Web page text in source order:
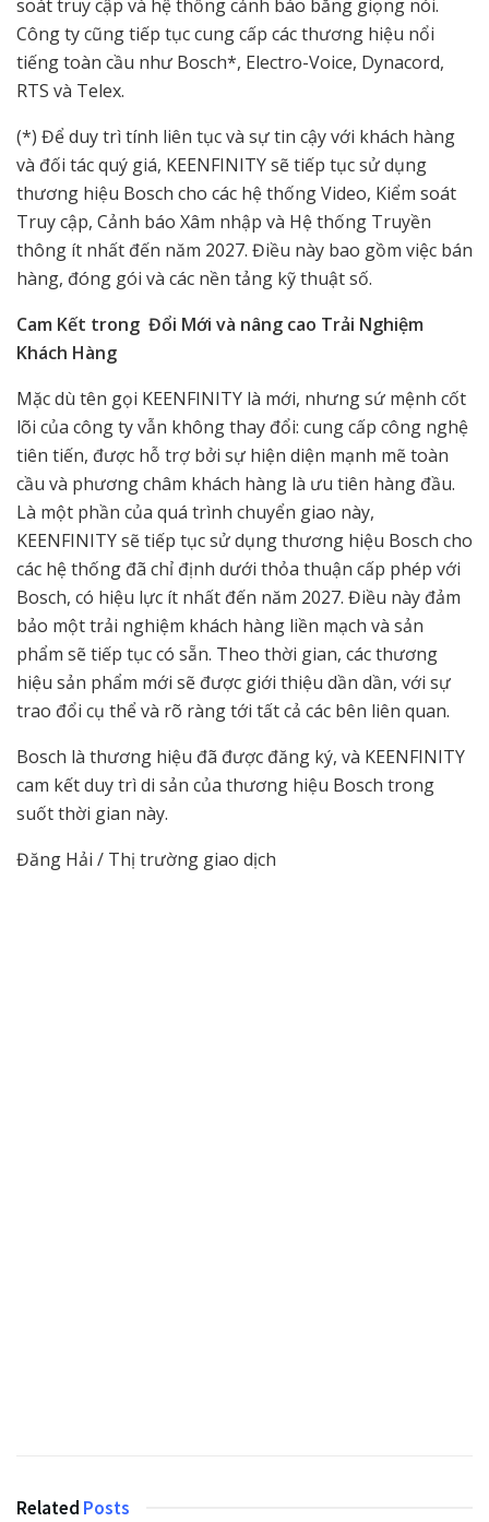
soát truy cập và hệ thống cảnh báo bằng giọng nói.
Công ty cũng tiếp tục cung cấp các thương hiệu nổi
tiếng toàn cầu như Bosch*, Electro-Voice, Dynacord,
RTS và Telex.
(*) Để duy trì tính liên tục và sự tin cậy với khách hàng
và đối tác quý giá, KEENFINITY sẽ tiếp tục sử dụng
thương hiệu Bosch cho các hệ thống Video, Kiểm soát
Truy cập, Cảnh báo Xâm nhập và Hệ thống Truyền
thông ít nhất đến năm 2027. Điều này bao gồm việc bán
hàng, đóng gói và các nền tảng kỹ thuật số.
Cam Kết trong Đổi Mới và nâng cao Trải Nghiệm
Khách Hàng
Mặc dù tên gọi KEENFINITY là mới, nhưng sứ mệnh cốt
lõi của công ty vẫn không thay đổi: cung cấp công nghệ
tiên tiến, được hỗ trợ bởi sự hiện diện mạnh mẽ toàn
cầu và phương châm khách hàng là ưu tiên hàng đầu.
Là một phần của quá trình chuyển giao này,
KEENFINITY sẽ tiếp tục sử dụng thương hiệu Bosch cho
các hệ thống đã chỉ định dưới thỏa thuận cấp phép với
Bosch, có hiệu lực ít nhất đến năm 2027. Điều này đảm
bảo một trải nghiệm khách hàng liền mạch và sản
phẩm sẽ tiếp tục có sẵn. Theo thời gian, các thương
hiệu sản phẩm mới sẽ được giới thiệu dần dần, với sự
trao đổi cụ thể và rõ ràng tới tất cả các bên liên quan.
Bosch là thương hiệu đã được đăng ký, và KEENFINITY
cam kết duy trì di sản của thương hiệu Bosch trong
suốt thời gian này.
Đăng Hải / Thị trường giao dịch
Related Posts